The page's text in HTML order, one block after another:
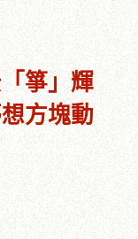
箏」輝
方塊動